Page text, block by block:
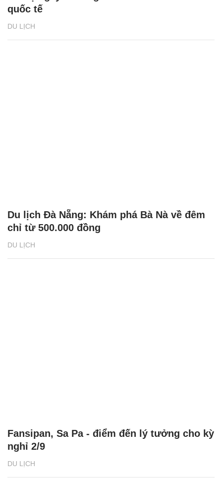
DU LỊCH
quốc tế
DU LỊCH
Du lịch Đà Nẵng: Khám phá Bà Nà về đêm
chỉ từ 500.000 đồng
DU LỊCH
Fansipan, Sa Pa - điểm đến lý tưởng cho kỳ
nghỉ 2/9